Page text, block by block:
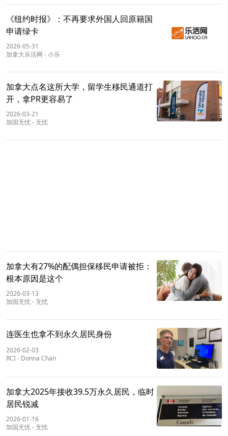
《纽约时报》：不再要求外国人回原籍国
申请绿卡
2026-05-31
加拿大乐活网 -小乐
加拿大点名这所大学，留学生移民通道打
开，拿PR更容易了
2026-03-21
加国无忧-无忧
加拿大有27%的配偶担保移民申请被拒：
根本原因是这个
2026-03-13
加国无忧-无忧
连医生也拿不到永久居民身份
2026-02-03
RCI- Donna Chan
加拿大2025年接收39.5万永久居民，临时
居民锐减
2026-01-16
加国无忧-无忧